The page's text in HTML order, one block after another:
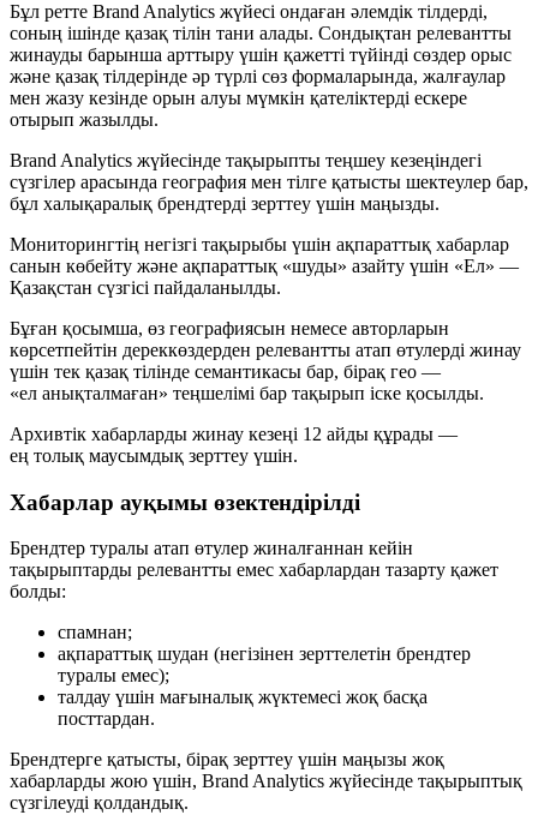
Бұл ретте Brand Analytics жүйесі ондаған әлемдік тілдерді,
соның ішінде қазақ тілін тани алады. Сондықтан релевантты
жинауды барынша арттыру үшін қажетті түйінді сөздер орыс
және қазақ тілдерінде әр түрлі сөз формаларында, жалғаулар
мен жазу кезінде орын алуы мүмкін қателіктерді ескере
отырып жазылды.
Brand Analytics жүйесінде тақырыпты теңшеу кезеңіндегі
сүзгілер арасында география мен тілге қатысты шектеулер бар,
бұл халықаралық брендтерді зерттеу үшін маңызды.
Мониторингтің негізгі тақырыбы үшін ақпараттық хабарлар
санын көбейту және ақпараттық «шуды» азайту үшін «Ел» —
Қазақстан сүзгісі пайдаланылды.
Бұған қосымша, өз географиясын немесе авторларын
көрсетпейтін дереккөздерден релевантты атап өтулерді жинау
үшін тек қазақ тілінде семантикасы бар, бірақ гео —
«ел анықталмаған» теңшелімі бар тақырып іске қосылды.
Архивтік хабарларды жинау кезеңі 12 айды құрады —
ең толық маусымдық зерттеу үшін.
Хабарлар ауқымы өзектендірілді
Брендтер туралы атап өтулер жиналғаннан кейін
тақырыптарды релевантты емес хабарлардан тазарту қажет
болды:
спамнан;
ақпараттық шудан (негізінен зерттелетін брендтер
туралы емес);
талдау үшін мағыналық жүктемесі жоқ басқа
посттардан.
Брендтерге қатысты, бірақ зерттеу үшін маңызы жоқ
хабарларды жою үшін, Brand Analytics жүйесінде тақырыптық
сүзгілеуді қолдандық.